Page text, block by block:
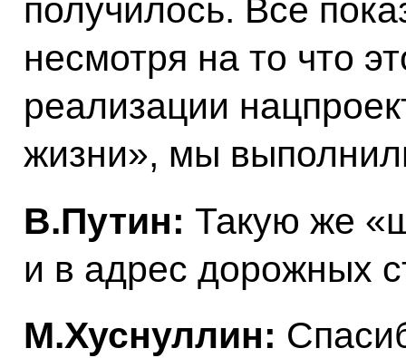
получилось. Все
несмотря на то что
реализации
жизни», мы
В.Путин: Такую же
и в адрес дорожных
М.Хуснуллин: